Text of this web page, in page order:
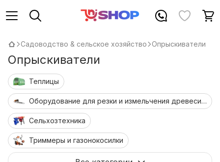
Садоводство & сельское хозяйство Опрыскиватели
Опрыскиватели
Теплицы
Оборудование для резки и измельчения древесины
Сельхозтехника
Триммеры и газонокосилки
Культиваторы, мотоблоки, минитракторы